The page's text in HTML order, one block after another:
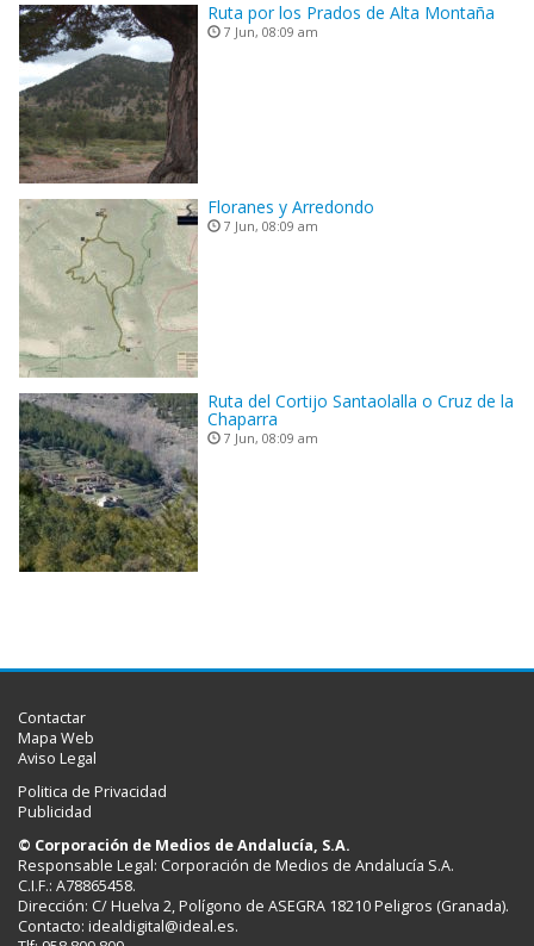
Ruta por los Prados de Alta Montaña
7 Jun, 08:09 am
Floranes y Arredondo
7 Jun, 08:09 am
Ruta del Cortijo Santaolalla o Cruz de la
Chaparra
7 Jun, 08:09 am
Contactar
Mapa Web
Aviso Legal
Politica de Privacidad
Publicidad
© Corporación de Medios de Andalucía, S.A.
Responsable Legal: Corporación de Medios de Andalucía S.A.
C.I.F.: A78865458.
Dirección: C/ Huelva 2, Polígono de ASEGRA 18210 Peligros (Granada).
Contacto: idealdigital@ideal.es.